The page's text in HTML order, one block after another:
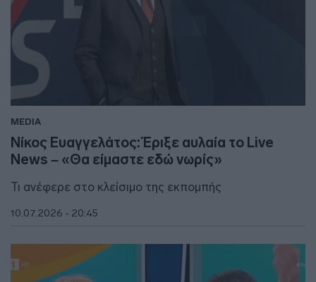
MEDIA
Νίκος Ευαγγελάτος: Έριξε αυλαία το Live
News – «Θα είμαστε εδώ νωρίς»
Τι ανέφερε στο κλείσιμο της εκπομπής
10.07.2026 - 20:45